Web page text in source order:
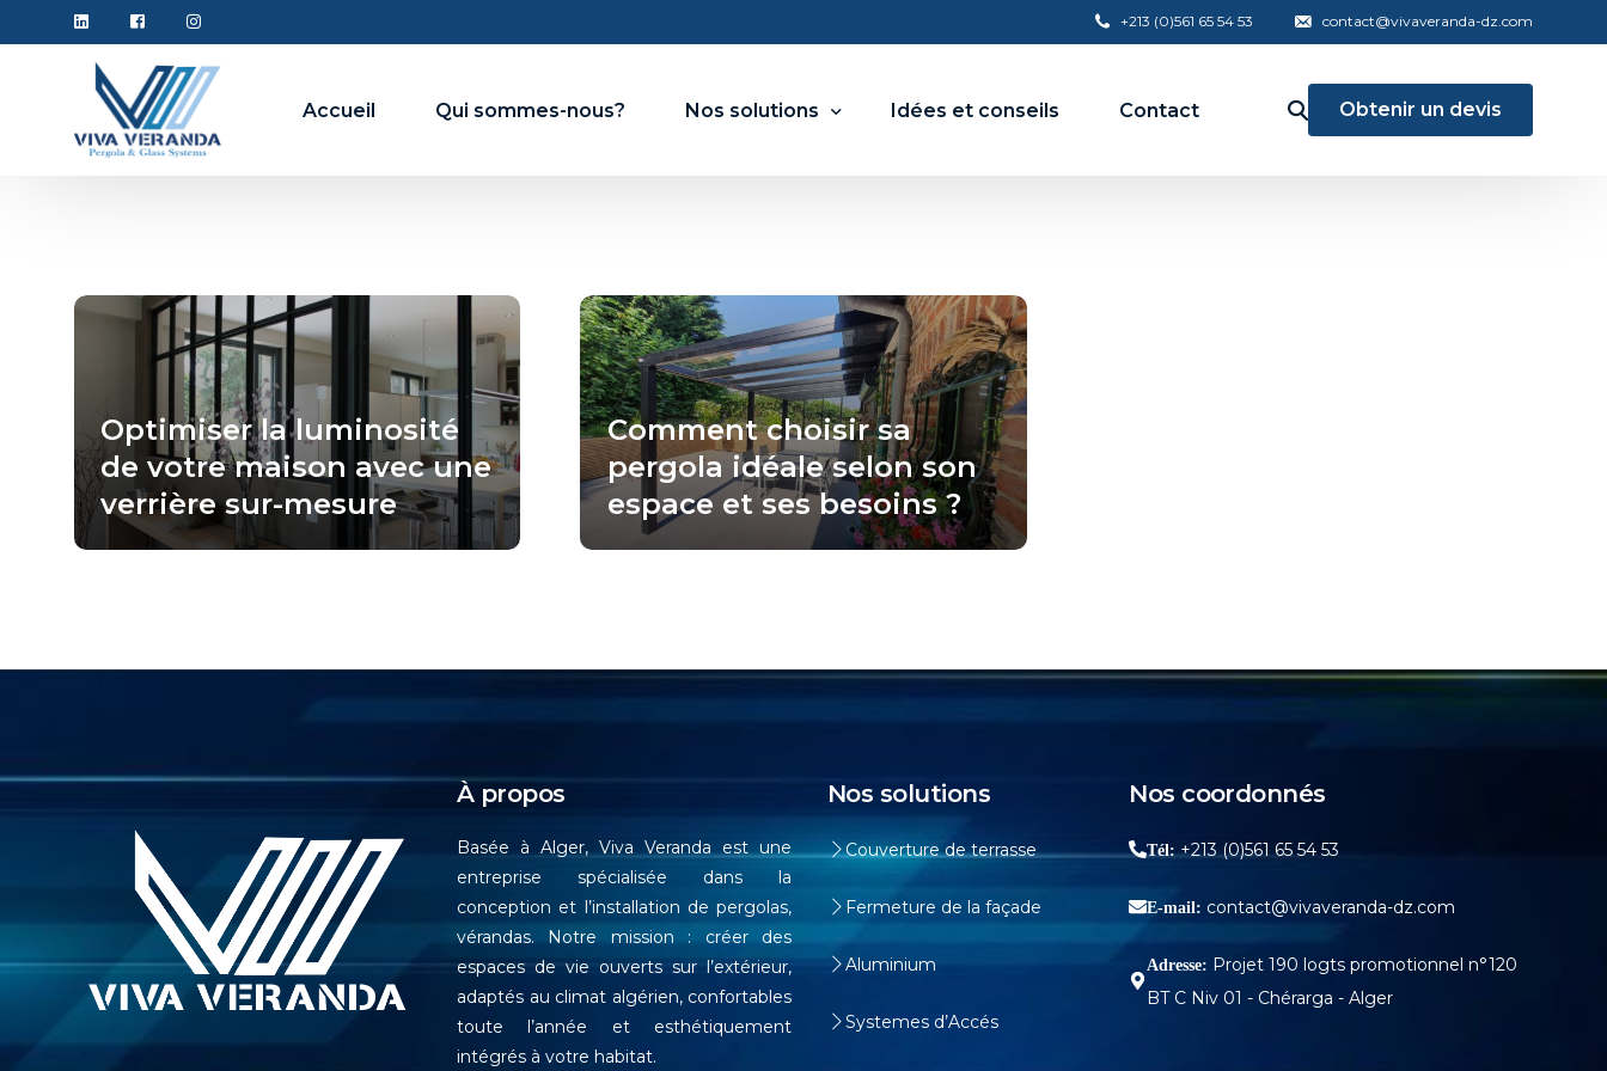
+213 (0)561 65 54 53 contact@vivaveranda-dz.com
Accueil Qui sommes-nous? Nos solutions
Pergola bioclimatique
Pergola en bache rétractable
Verriere
Verriere fixe
Verriere motorisée
Veranda Alizéane
Stores zip horizontal motorisé
Store vertical enroulable
Fermeture de la façade
Baie vitrées à Guillotine motorisée
Baie en Accordéon
Idées et conseils Contact Obtenir un devis
Optimiser la luminosité
de votre maison avec une
verrière sur-mesure
Comment choisir sa
pergola idéale selon son
espace et ses besoins ?
À propos
Basée à Alger, Viva Veranda est une
entreprise spécialisée dans la
conception et l’installation de pergolas,
vérandas. Notre mission : créer des
espaces de vie ouverts sur l’extérieur,
adaptés au climat algérien, confortables
toute l’année et esthétiquement
intégrés à votre habitat.
Nos solutions
Couverture de terrasse
Fermeture de la façade
Aluminium
Systemes d’Accés
Nos coordonnés
Tél:+213 (0)561 65 54 53
E-mail: contact@vivaveranda-dz.com
Adresse: Projet 190 logts promotionnel n°120
BT C Niv 01 - Chérarga - Alger